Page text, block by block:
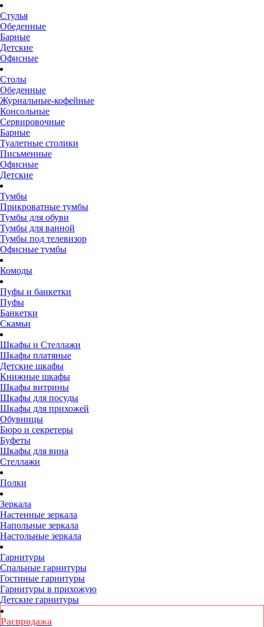
Стулья
Обеденные
Барные
Детские
Офисные
Столы
Обеденные
Журнальные-кофейные
Консольные
Сервировочные
Барные
Туалетные столики
Письменные
Офисные
Детские
Тумбы
Прикроватные тумбы
Тумбы для обуви
Тумбы для ванной
Тумбы под телевизор
Офисные тумбы
Комоды
Пуфы и банкетки
Пуфы
Банкетки
Скамьи
Шкафы и Стеллажи
Шкафы платяные
Детские шкафы
Книжные шкафы
Шкафы витрины
Шкафы для посуды
Шкафы для прихожей
Обувницы
Бюро и секретеры
Буфеты
Шкафы для вина
Стеллажи
Полки
Зеркала
Настенные зеркала
Напольные зеркала
Настольные зеркала
Гарнитуры
Спальные гарнитуры
Гостиные гарнитуры
Гарнитуры в прихожую
Детские гарнитуры
Распродажа